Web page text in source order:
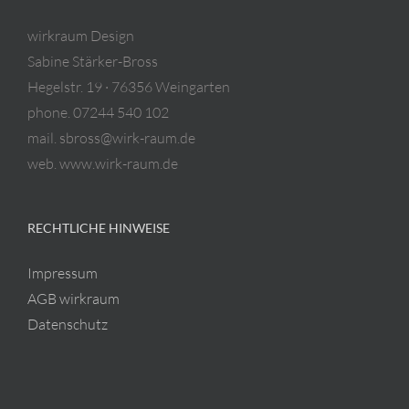
wirkraum Design
Sabine Stärker-Bross
Hegelstr. 19 · 76356 Weingarten
phone. 07244 540 102
mail. sbross@wirk-raum.de
web. www.wirk-raum.de
RECHTLICHE HINWEISE
Impressum
AGB wirkraum
Datenschutz